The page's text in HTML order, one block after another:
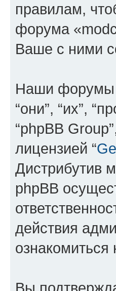
правилам,
форума
Ваше с ними
Наши форумы
“они”, “их”,
“phpBB
лицензией “
Дистрибутив
phpBB
действия
ознакомиться